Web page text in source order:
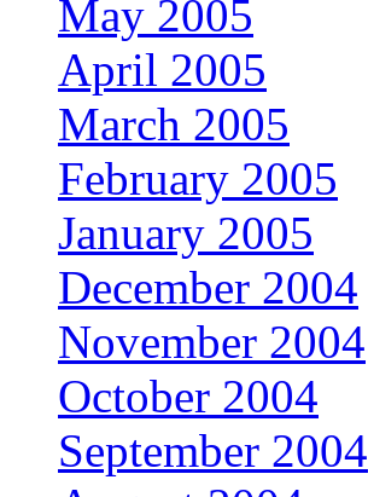
May 2005
April 2005
March 2005
February 2005
January 2005
December 2004
November 2004
October 2004
September 2004